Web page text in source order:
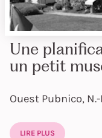
Une
un petit
Ouest Pubnico, N.-
LIRE PLUS